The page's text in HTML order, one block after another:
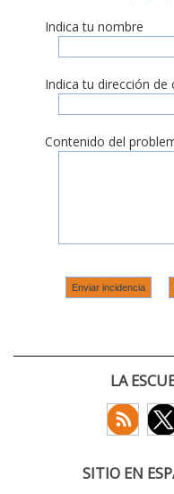
Indica tu nombre
Indica tu dirección de
Contenido del
LA
SITIO EN